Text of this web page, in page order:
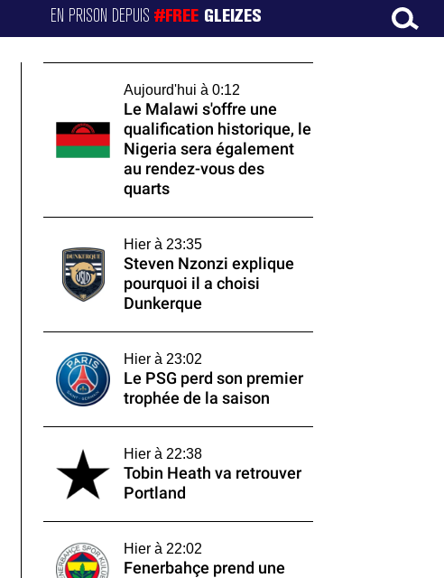
EN PRISON DEPUIS#FREE GLEIZES
Aujourd'hui à 0:12
Le Malawi s'offre une
qualification historique, le
Nigeria sera également
au rendez-vous des
quarts
Hier à 23:35
Steven Nzonzi explique
pourquoi il a choisi
Dunkerque
Hier à 23:02
Le PSG perd son premier
trophée de la saison
Hier à 22:38
Tobin Heath va retrouver
Portland
Hier à 22:02
Fenerbahçe prend une